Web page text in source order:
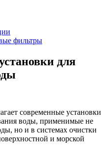
фильтры
для
современные установки
воды, применимые не
но и в системах очистки
и морской